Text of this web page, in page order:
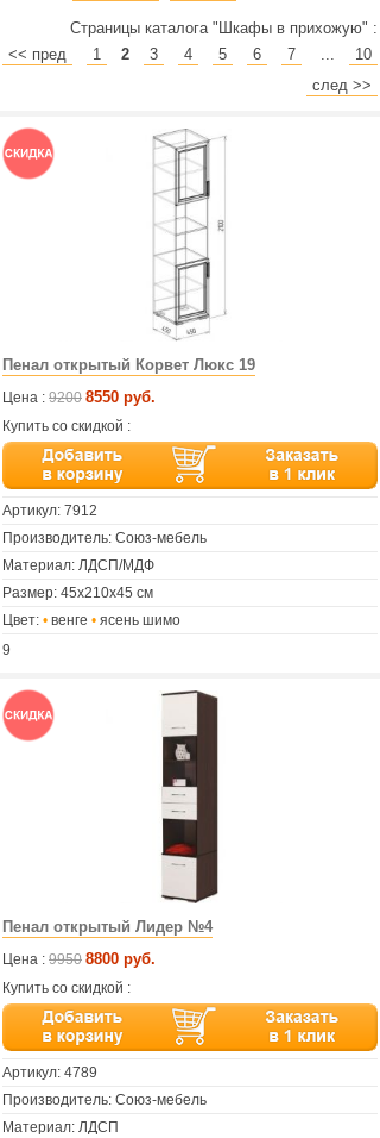
Страницы каталога "Шкафы в прихожую" :
<< пред
1 2 3 4 5 6 7 ...
10
след >>
Пенал открытый Корвет Люкс 19
Цена : 9200 8550 руб.
Купить со скидкой :
Артикул: 7912
Производитель: Союз-мебель
Материал: ЛДСП/МДФ
Размер: 45х210х45 см
Цвет: • венге • ясень шимо
9
Пенал открытый Лидер №4
Цена : 9950 8800 руб.
Купить со скидкой :
Артикул: 4789
Производитель: Союз-мебель
Материал: ЛДСП